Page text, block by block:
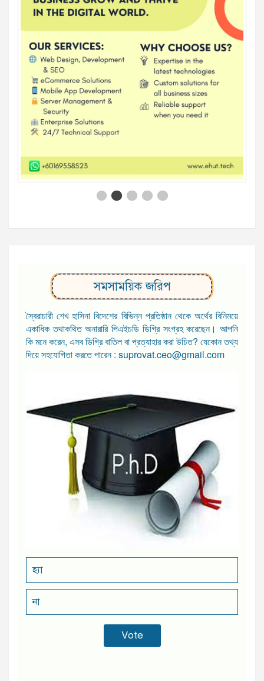
সমসাময়িক জরিপ
স্বৈরাচারী শেখ হাসিনা বিদেশের বিভিন্ন প্রতিষ্ঠান থেকে অর্থের বিনিময়ে
একাধিক তথাকথিত অনারারি পিএইচডি ডিগ্রি সংগ্রহ করেছেন। আপনি
কি মনে করেন, এসব ডিগ্রি বাতিল বা প্রত্যাহার করা উচিত? যেকোন তথ্য
দিয়ে সহযোগিতা করতে পারেন : suprovat.ceo@gmail.com
হ্যা
না